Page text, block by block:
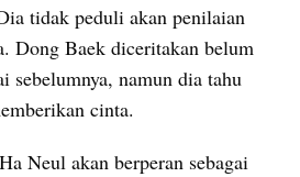
tidak peduli akan penilaian
Dong Baek diceritakan belum
sebelumnya, namun dia tahu
cinta.
Neul akan berperan sebagai